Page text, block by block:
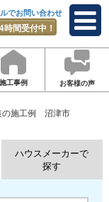
でお問い合わせ
時間受付中！
施工事例 お客様の声
の施工例 沼津市
ハウスメーカーで
探す